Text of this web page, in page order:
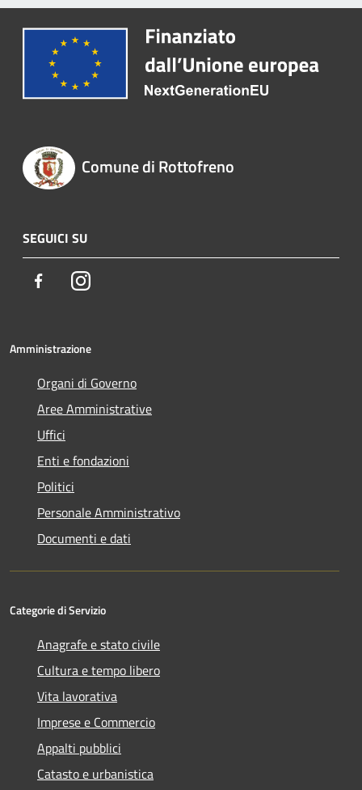
Comune di Rottofreno
SEGUICI SU
FacebookInstagram
Amministrazione
Organi di Governo
Aree Amministrative
Uffici
Enti e fondazioni
Politici
Personale Amministrativo
Documenti e dati
Categorie di Servizio
Anagrafe e stato civile
Cultura e tempo libero
Vita lavorativa
Imprese e Commercio
Appalti pubblici
Catasto e urbanistica